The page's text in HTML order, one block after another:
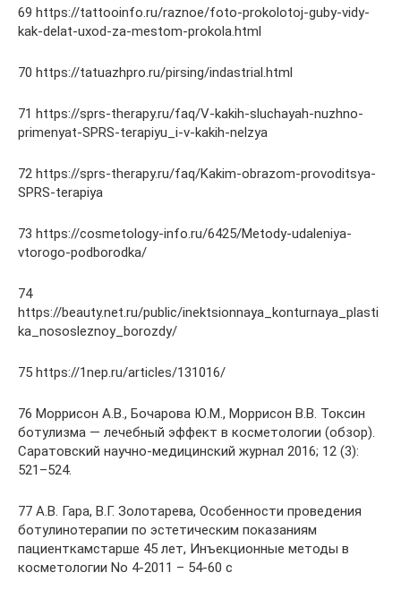
69 https://tattooinfo.ru/raznoe/foto-prokolotoj-guby-vidy-
kak-delat-uxod-za-mestom-prokola.html
70 https://tatuazhpro.ru/pirsing/indastrial.html
71 https://sprs-therapy.ru/faq/V-kakih-sluchayah-nuzhno-
primenyat-SPRS-terapiyu_i-v-kakih-nelzya
72 https://sprs-therapy.ru/faq/Kakim-obrazom-provoditsya-
SPRS-terapiya
73 https://cosmetology-info.ru/6425/Metody-udaleniya-
vtorogo-podborodka/
74
https://beauty.net.ru/public/inektsionnaya_konturnaya_plasti
ka_nososleznoy_borozdy/
75 https://1nep.ru/articles/131016/
76 Моррисон А.В., Бочарова Ю.М., Моррисон В.В. Токсин
ботулизма — лечебный эффект в косметологии (обзор).
Саратовский научно-медицинский журнал 2016; 12 (3):
521–524.
77 А.В. Гара, В.Г. Золотарева, Особенности проведения
ботулинотерапии по эстетическим показаниям
пациенткамстарше 45 лет, Инъекционные методы в
косметологии No 4-2011 – 54-60 с